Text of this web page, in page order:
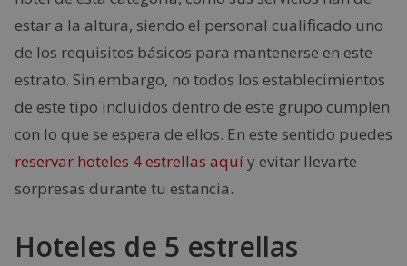
estar a la altura, siendo el personal cualificado uno
de los requisitos básicos para mantenerse en este
estrato. Sin embargo, no todos los establecimientos
de este tipo incluidos dentro de este grupo cumplen
con lo que se espera de ellos. En este sentido puedes
reservar hoteles 4 estrellas aquíy evitar llevarte
sorpresas durante tu estancia.
Hoteles de 5 estrellas